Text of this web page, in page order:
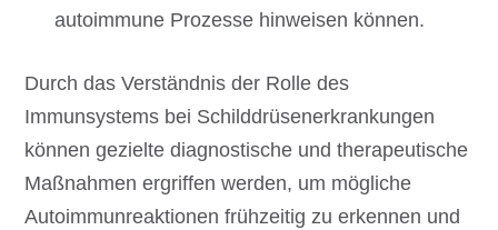
autoimmune Prozesse hinweisen können.
Durch das Verständnis der Rolle des
Immunsystems bei Schilddrüsenerkrankungen
können gezielte diagnostische und therapeutische
Maßnahmen ergriffen werden, um mögliche
Autoimmunreaktionen frühzeitig zu erkennen und